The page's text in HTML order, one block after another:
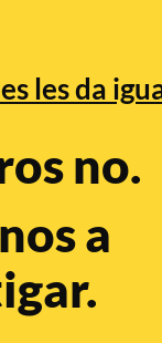
les da
no.
a
que
para